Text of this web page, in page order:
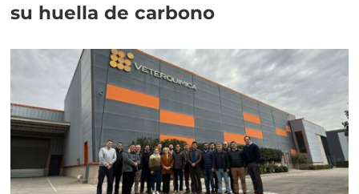
su huella de carbono